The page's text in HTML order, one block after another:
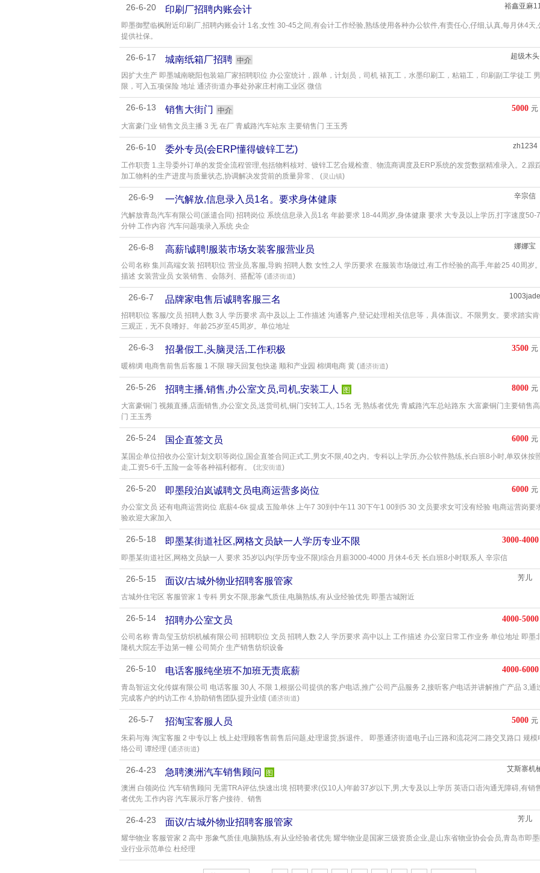
26-6-20 印刷厂招聘内账会计 裕鑫亚麻
即墨御墅临枫附近印刷厂,招聘内账会计 1名,女性 30-45之间,有会计工作经验,熟练使用各种办公软件,有责任心,仔细,认真,每月休4天,
提供社保。
26-6-17 城南纸箱厂招聘 中介 超级木头
因扩大生产 即墨城南晓阳包装箱厂家招聘职位 办公室统计，跟单，计划员，司机 裱瓦工，水墨印刷工，粘箱工，印刷副工学徒工
限，可入五项保险 地址 通济街道办事处孙家庄村南工业区 微信
26-6-13 销售大街门 中介 5000 元
大富豪门业 销售文员主播 3 无 在厂 青威路汽车站东 主要销售门 王玉秀
26-6-10 委外专员(会ERP懂得镀锌工艺) zh1234
工作职责 1.主导委外订单的发货全流程管理,包括物料核对、镀锌工艺合规检查、物流商调度及ERP系统的发货数据精准录入。2.跟
加工物料的生产进度与质量状态,协调解决发货前的质量异常、 (灵山镇)
26-6-9 一汽解放,信息录入员1名。要求身体健康 辛宗信
汽解放青岛汽车有限公司(派遣合同) 招聘岗位 系统信息录入员1名 年龄要求 18-44周岁,身体健康 要求 大专及以上学历,打字速度50-
分钟 工作内容 汽车问题项录入系统 央企
26-6-8 高薪!诚聘!服装市场女装客服营业员 娜娜宝
公司名称 集川高端女装 招聘职位 营业员,客服,导购 招聘人数 女性,2人 学历要求 在服装市场做过,有工作经验的高手,年龄25 40周岁
描述 女装营业员 女装销售、会陈列、搭配等 (通济街道)
26-6-7 品牌家电售后诚聘客服三名 1003jade
招聘职位 客服/文员 招聘人数 3人 学历要求 高中及以上 工作描述 沟通客户,登记处理相关信息等，具体面议。不限男女。要求踏实肯
三观正，无不良嗜好。年龄25岁至45周岁。单位地址
26-6-3 招暑假工,头脑灵活,工作积极 3500 元
暖棉绸 电商售前售后客服 1 不限 聊天回复包快递 顺和产业园 棉绸电商 黄 (通济街道)
26-5-26 招聘主播,销售,办公室文员,司机,安装工人 图 8000 元
大富豪铜门 视频直播,店面销售,办公室文员,送货司机,铜门安转工人, 15名 无 熟练者优先 青威路汽车总站路东 大富豪铜门主要销售
门 王玉秀
26-5-24 国企直签文员 6000 元
某国企单位招收办公室计划文职等岗位,国企直签合同正式工,男女不限,40之内。专科以上学历,办公软件熟练,长白班8小时,单双休按
走,工资5-6千,五险一金等各种福利都有。 (北安街道)
26-5-20 即墨段泊岚诚聘文员电商运营多岗位 6000 元
办公室文员 还有电商运营岗位 底薪4-6k 提成 五险单休 上午7 30到中午11 30下午1 00到5 30 文员要求女可没有经验 电商运营岗要
验欢迎大家加入
26-5-18 即墨某街道社区,网格文员缺一人学历专业不限 3000-4000
即墨某街道社区,网格文员缺一人 要求 35岁以内(学历专业不限)综合月薪3000-4000 月休4-6天 长白班8小时联系人 辛宗信
26-5-15 面议/古城外物业招聘客服管家 芳儿
古城外住宅区 客服管家 1 专科 男女不限,形象气质佳,电脑熟练,有从业经验优先 即墨古城附近
26-5-14 招聘办公室文员 4000-5000
公司名称 青岛玺玉纺织机械有限公司 招聘职位 文员 招聘人数 2人 学历要求 高中以上 工作描述 办公室日常工作业务 单位地址 即墨
隆机大院左手边第一幢 公司简介 生产销售纺织设备
26-5-10 电话客服纯坐班不加班无责底薪 4000-6000
青岛智运文化传媒有限公司 电话客服 30人 不限 1,根据公司提供的客户电话,推广公司产品服务 2,接听客户电话并讲解推广产品 3,通
完成客户的约访工作 4,协助销售团队提升业绩 (通济街道)
26-5-7 招淘宝客服人员 5000 元
朱莉与海 淘宝客服 2 中专以上 线上处理顾客售前售后问题,处理退货,拆退件。 即墨通济街道电子山三路和流花河二路交叉路口 规模
络公司 谭经理 (通济街道)
26-4-23 急聘澳洲汽车销售顾问 图 艾斯寨机
澳洲 白领岗位 汽车销售顾问 无需TRA评估,快速出境 招聘要求(仅10人)年龄37岁以下,男,大专及以上学历 英语口语沟通无障碍,有销
者优先 工作内容 汽车展示厅客户接待、销售
26-4-23 面议/古城外物业招聘客服管家 芳儿
耀华物业 客服管家 2 高中 形象气质佳,电脑熟练,有从业经验者优先 耀华物业是国家三级资质企业,是山东省物业协会会员,青岛市即
业行业示范单位 杜经理